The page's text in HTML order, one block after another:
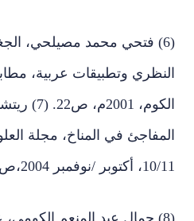
(6) فتحي محمد مصيلحي،
النظري وتطبيقات عربية،
الكوم،
10/11، أكتوبر /نوفمبر 2004،ص ص58-60.
(8) جمال عبد المنعم